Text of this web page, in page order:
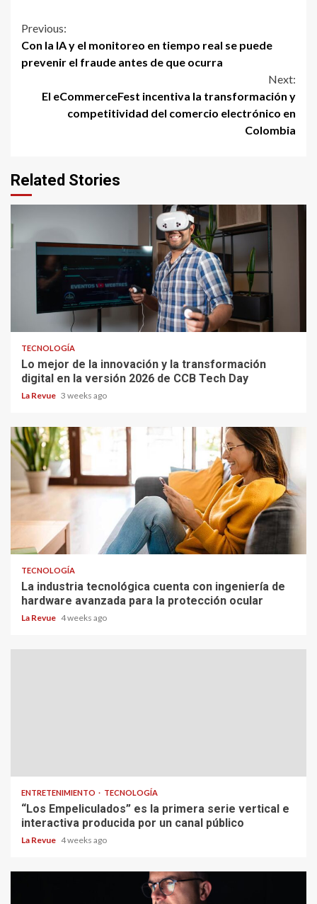
Continue
Reading
Previous:
Con la IA y el monitoreo en tiempo real se puede
prevenir el fraude antes de que ocurra
Next:
El eCommerceFest incentiva la transformación y
competitividad del comercio electrónico en
Colombia
Related Stories
TECNOLOGÍA
Lo mejor de la innovación y la transformación
digital en la versión 2026 de CCB Tech Day
La Revue 3 weeks ago
TECNOLOGÍA
La industria tecnológica cuenta con ingeniería de
hardware avanzada para la protección ocular
La Revue 4 weeks ago
ENTRETENIMIENTO TECNOLOGÍA
“Los Empeliculados” es la primera serie vertical e
interactiva producida por un canal público
La Revue 4 weeks ago